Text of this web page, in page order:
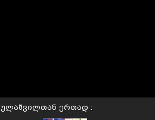
ერთად :